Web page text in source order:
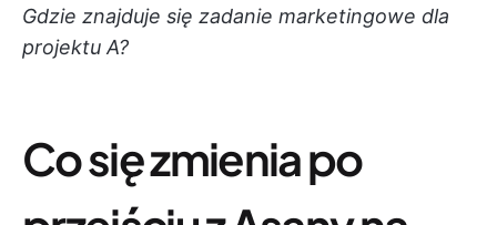
Gdzie znajduje się zadanie marketingowe dla
projektu A?
Co się zmienia po